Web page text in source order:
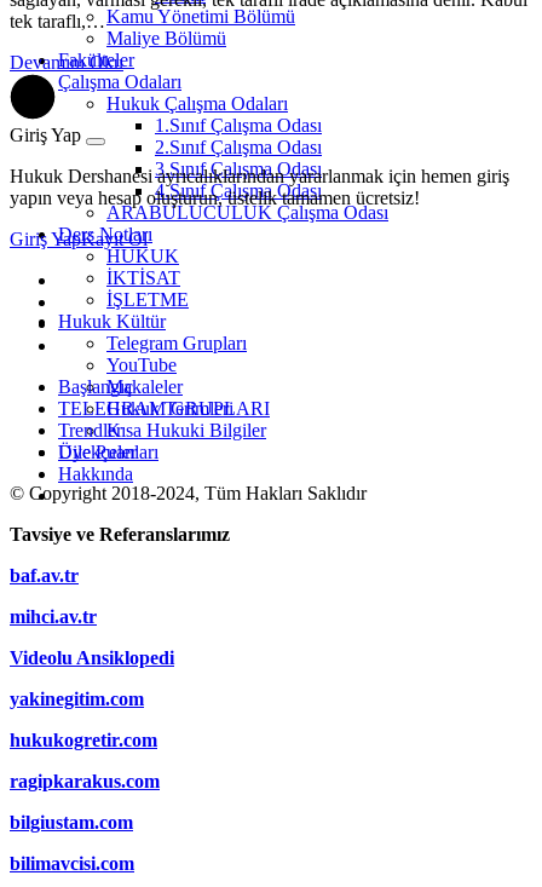
Kamu Yönetimi Bölümü
Maliye Bölümü
Fakülteler
Çalışma Odaları
Hukuk Çalışma Odaları
1.Sınıf Çalışma Odası
2.Sınıf Çalışma Odası
3.Sınıf Çalışma Odası
4.Sınıf Çalışma Odası
ARABULUCULUK Çalışma Odası
Ders Notları
HUKUK
İKTİSAT
İŞLETME
Hukuk Kültür
Telegram Grupları
YouTube
Makaleler
Hukuk Terimleri
Kısa Hukuki Bilgiler
Dilekçeler
Hakkında
tek taraflı,…
Devamını Oku
Giriş Yap
Hukuk Dershanesi ayrıcalıklarından yararlanmak için hemen giriş
yapın veya hesap oluşturun, üstelik tamamen ücretsiz!
Giriş YapKayıt Ol
Başlangıç
TELEGRAM GRUPLARI
Trendler
Üye Puanları
© Copyright 2018-2024, Tüm Hakları Saklıdır
Tavsiye ve Referanslarımız
baf.av.tr
mihci.av.tr
Videolu Ansiklopedi
yakinegitim.com
hukukogretir.com
ragipkarakus.com
bilgiustam.com
bilimavcisi.com